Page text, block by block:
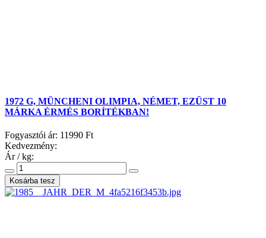
1972 G, MÜNCHENI OLIMPIA, NÉMET, EZÜST 10
MÁRKA ÉRMÉS BORÍTÉKBAN!
Fogyasztói ár: 11990 Ft
Kedvezmény:
Ár / kg: